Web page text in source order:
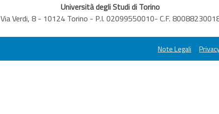
Università degli Studi di Torino
Via Verdi, 8 - 10124 Torino - P.I. 02099550010- C.F.
Note Legali